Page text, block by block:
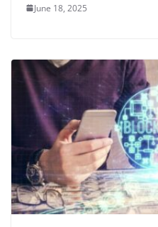
June 18, 2025